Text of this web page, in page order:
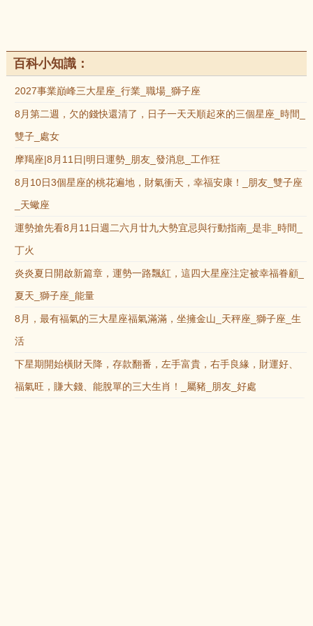
百科小知識：
2027事業巔峰三大星座_行業_職場_獅子座
8月第二週，欠的錢快還清了，日子一天天順起來的三個星座_時間_
雙子_處女
摩羯座|8月11日|明日運勢_朋友_發消息_工作狂
8月10日3個星座的桃花遍地，財氣衝天，幸福安康！_朋友_雙子座
_天蠍座
運勢搶先看8月11日週二六月廿九大勢宜忌與行動指南_是非_時間_
丁火
炎炎夏日開啟新篇章，運勢一路飄紅，這四大星座注定被幸福眷顧_
夏天_獅子座_能量
8月，最有福氣的三大星座福氣滿滿，坐擁金山_天秤座_獅子座_生
活
下星期開始橫財天降，存款翻番，左手富貴，右手良緣，財運好、
福氣旺，賺大錢、能脫單的三大生肖！_屬豬_朋友_好處